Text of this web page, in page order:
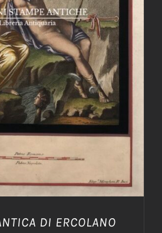
CARRELLO / DETTAGLI
DI ERCOLANO